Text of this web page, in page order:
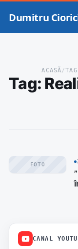
Dumitru
ACASĂ/
Tag:
FOTO
CANAL